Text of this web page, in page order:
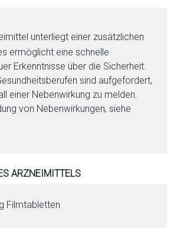
unterliegt einer zusätzlichen
ermöglicht eine schnelle
Erkenntnisse über die Sicherheit.
sind aufgefordert,
einer Nebenwirkung zu melden.
von Nebenwirkungen, siehe
ARZNEIMITTELS
Film­ta­blet­ten